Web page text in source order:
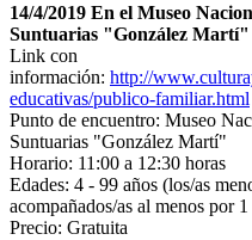
14/4/2019 En el Museo
Suntuarias "González Martí"
Link con
información: http://
educativas/publico-familiar.html
Punto de encuentro: Museo
Suntuarias "González Martí"
Horario: 11:00 a 12:30 horas
Edades: 4 - 99 años (los/as
acompañados/as al menos por
Precio: Gratuita